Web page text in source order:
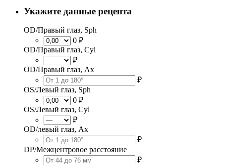
Укажите данные рецепта
OD/Правый глаз, Sph
0 ₽
OD/Правый глаз, Cyl
₽
OD/Правый глаз, Ax
₽
OS/Левый глаз, Sph
0 ₽
OS/Левый глаз, Cyl
₽
OD/левый глаз, Ax
₽
DP/Межцентровое расстояние
₽